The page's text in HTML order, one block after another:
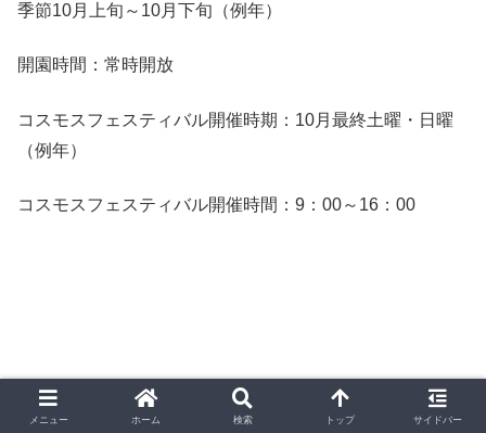
季節10月上旬～10月下旬（例年）
開園時間：常時開放
コスモスフェスティバル開催時期：10月最終土曜・日曜
（例年）
コスモスフェスティバル開催時間：9：00～16：00
メニュー ホーム 検索 トップ サイドバー